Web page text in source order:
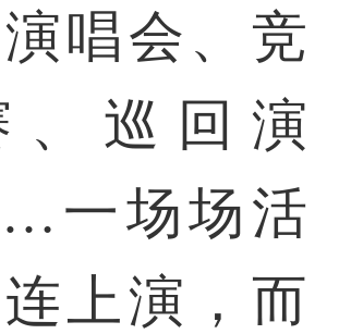
会、竞
、巡回演
一场场活
上演，而